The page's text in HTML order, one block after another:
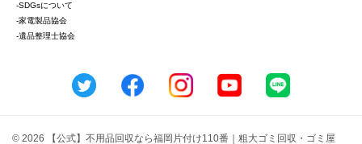
-SDGsについて
-家電製品協会
-遺品整理士協会
© 2026 【公式】不用品回収なら福岡片付け110番｜粗大ゴミ回収・ゴミ屋